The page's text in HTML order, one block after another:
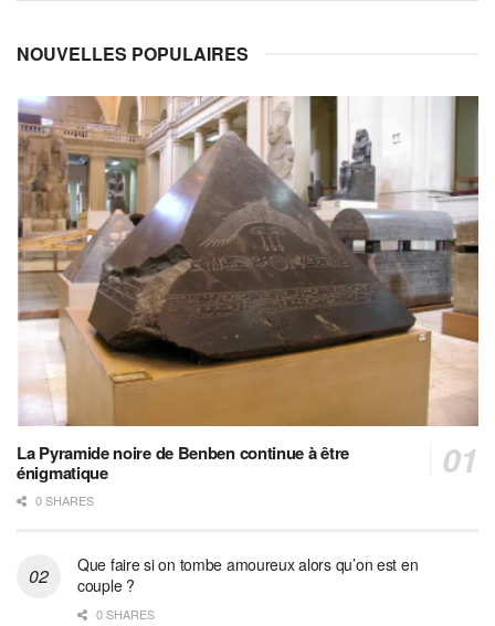
NOUVELLES POPULAIRES
La Pyramide noire de Benben continue à être
énigmatique
0 SHARES
Que faire si on tombe amoureux alors qu’on est en
couple ?
0 SHARES